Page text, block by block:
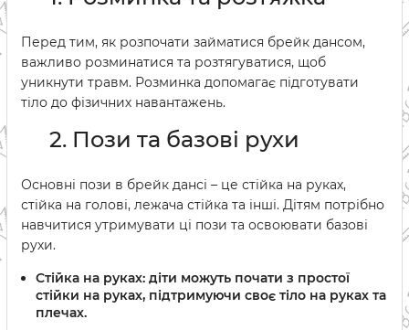
Перед тим, як розпочати займатися брейк дансом,
важливо розминатися та розтягуватися, щоб
уникнути травм. Розминка допомагає підготувати
тіло до фізичних навантажень.
2. Пози та базові рухи
Основні пози в брейк дансі – це стійка на руках,
стійка на голові, лежача стійка та інші. Дітям потрібно
навчитися утримувати ці пози та освоювати базові
рухи.
Стійка на руках: діти можуть почати з простої
стійки на руках, підтримуючи своє тіло на руках та
плечах.